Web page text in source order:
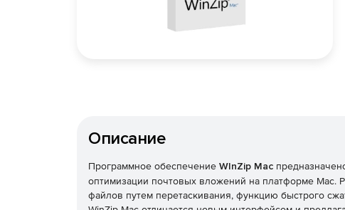
Описание
Программное обеспечение WInZip Mac
оптимизации почтовых вложений на платформе Mac.
файлов путем перетаскивания, функцию быстрого